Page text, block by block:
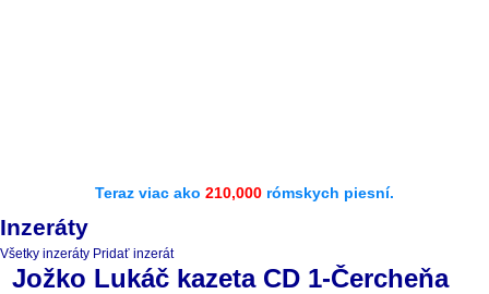
Teraz viac ako 210,000 rómskych piesní.
Inzeráty
Všetky inzeráty Pridať inzerát
Jožko Lukáč kazeta CD 1-Čercheňa